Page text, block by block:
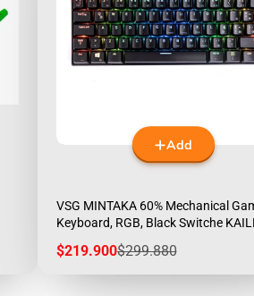
Add
VSG MINTAKA 60% Mechanical
Keyboard, RGB, Black Switche
Sale
$219.900Regular
$299.880